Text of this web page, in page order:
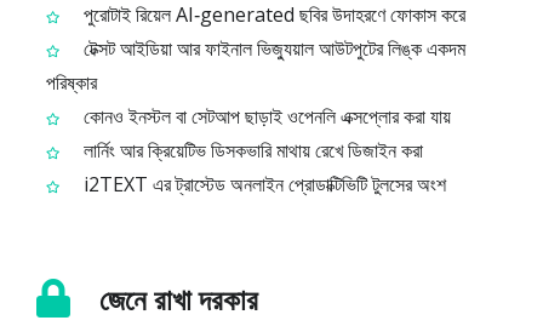
পুরোটাই রিয়েল AI‑generated ছবির উদাহরণে ফোকাস করে
টেক্সট আইডিয়া আর ফাইনাল ভিজ্যুয়াল আউটপুটের লিঙ্ক একদম
পরিষ্কার
কোনও ইনস্টল বা সেটআপ ছাড়াই ওপেনলি এক্সপ্লোর করা যায়
লার্নিং আর ক্রিয়েটিভ ডিসকভারি মাথায় রেখে ডিজাইন করা
i2TEXT এর ট্রাস্টেড অনলাইন প্রোডাক্টিভিটি টুলসের অংশ
জেনে রাখা দরকার